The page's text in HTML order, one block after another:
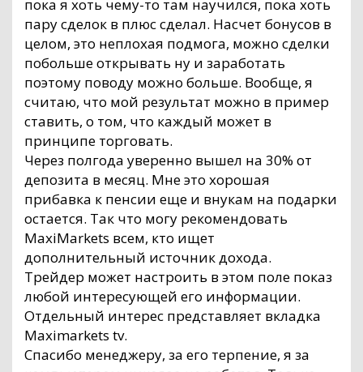
пока я хоть чему-то там научился, пока хоть
пару сделок в плюс сделал. Насчет бонусов в
целом, это неплохая подмога, можно сделки
побольше открывать ну и заработать
поэтому поводу можно больше. Вообще, я
считаю, что мой результат можно в пример
ставить, о том, что каждый может в
принципе торговать.
Через полгода уверенно вышел на 30% от
депозита в месяц. Мне это хорошая
прибавка к пенсии еще и внукам на подарки
остается. Так что могу рекомендовать
MaxiMarkets всем, кто ищет
дополнительный источник дохода.
Трейдер может настроить в этом поле показ
любой интересующей его информации.
Отдельный интерес представляет вкладка
Maximarkets tv.
Спасибо менеджеру, за его терпение, я за